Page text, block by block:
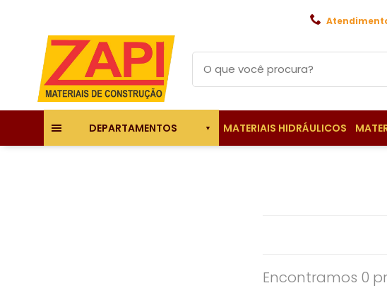
DEPARTAMENTOS MATERIAIS HIDRÁULICOS
Encontramos 0